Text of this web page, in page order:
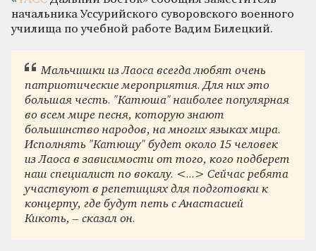
начальника Уссурийского суворовского военного
училища по учебной работе Вадим Билецкий.
Мальчишки из Лаоса всегда любят очень
патриотические мероприятия. Для них это
большая честь. "Катюша" наиболее популярная
во всем мире песня, которую знают
большинство народов, на многих языках мира.
Исполнять "Катюшу" будет около 15 человек
из Лаоса в зависимости от того, кого подберет
наш специалист по вокалу. <...> Сейчас ребята
участвуют в репетициях для подготовки к
концерту, где будут петь с Анастасией
Кикоть, – сказал он.